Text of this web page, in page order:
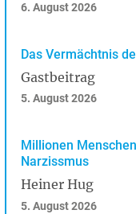
6. August 2026
Das Vermächtnis
Gastbeitrag
5. August 2026
Millionen
Narzissmus
Heiner Hug
5. August 2026